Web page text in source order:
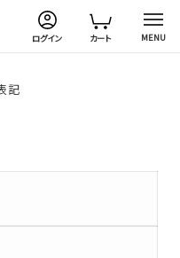
ログイン カート MENU
記